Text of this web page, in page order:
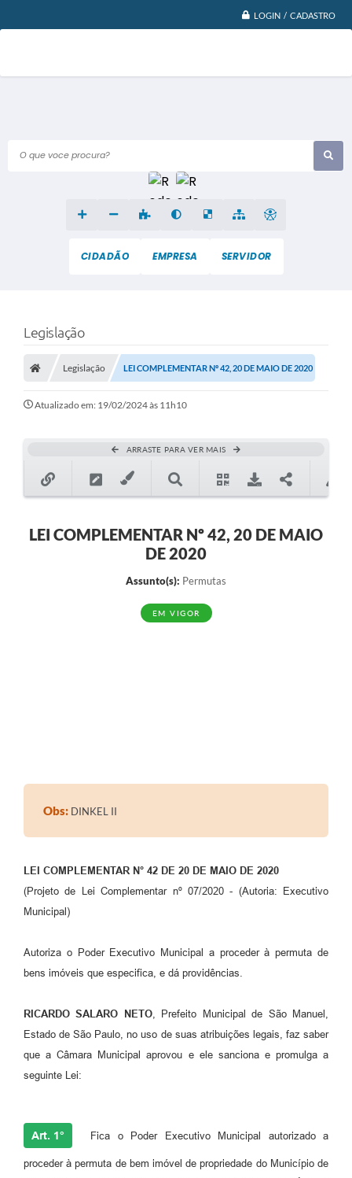
LOGIN / CADASTRO
O que voce procura?
CIDADÃO EMPRESA SERVIDOR
Legislação
Legislação LEI COMPLEMENTAR Nº 42, 20 DE MAIO DE 2020
Atualizado em: 19/02/2024 às 11h10
ARRASTE PARA VER MAIS
LEI COMPLEMENTAR Nº 42, 20 DE MAIO
DE 2020
Assunto(s): Permutas
EM VIGOR
Obs: DINKEL II
LEI COMPLEMENTAR N° 42 DE 20 DE MAIO DE 2020
(Projeto de Lei Complementar nº 07/2020 - (Autoria: Executivo
Municipal)
Autoriza o Poder Executivo Municipal a proceder à permuta de
bens imóveis que especifica, e dá providências.
RICARDO SALARO NETO, Prefeito Municipal de São Manuel,
Estado de São Paulo, no uso de suas atribuições legais, faz saber
que a Câmara Municipal aprovou e ele sanciona e promulga a
seguinte Lei:
Art. 1° Fica o Poder Executivo Municipal autorizado a
proceder à permuta de bem imóvel de propriedade do Município de